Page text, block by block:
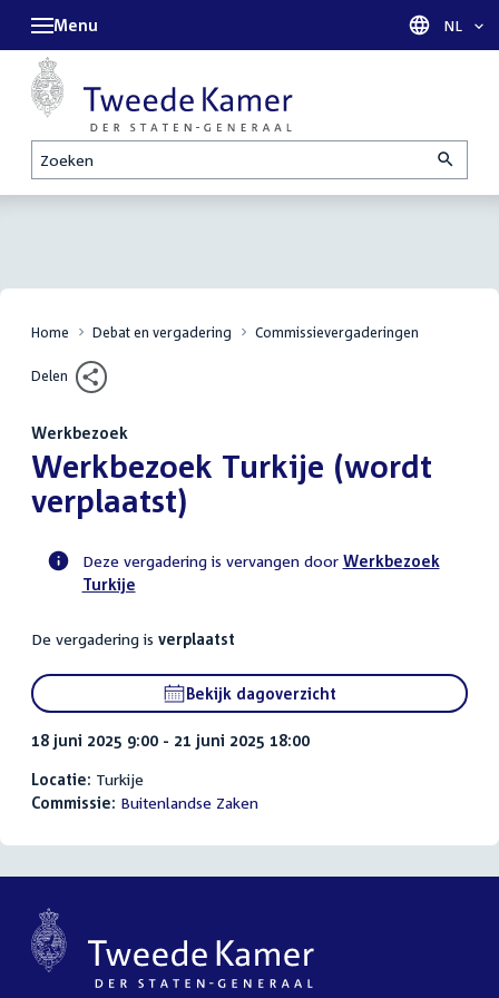
Zoeken
Menu Taal
NL
Home Debat en vergadering Commissievergaderingen
Delen
Werkbezoek
:Werkbezoek Turkije (wordt
verplaatst)
Voortgangsstatus
activiteit
Deze vergadering is vervangen door Werkbezoek
Turkije
De vergadering is verplaatst
Bekijk dagoverzicht
18 juni 2025 9:00 - 21 juni 2025 18:00
Locatie: Turkije
Commissie: Buitenlandse Zaken